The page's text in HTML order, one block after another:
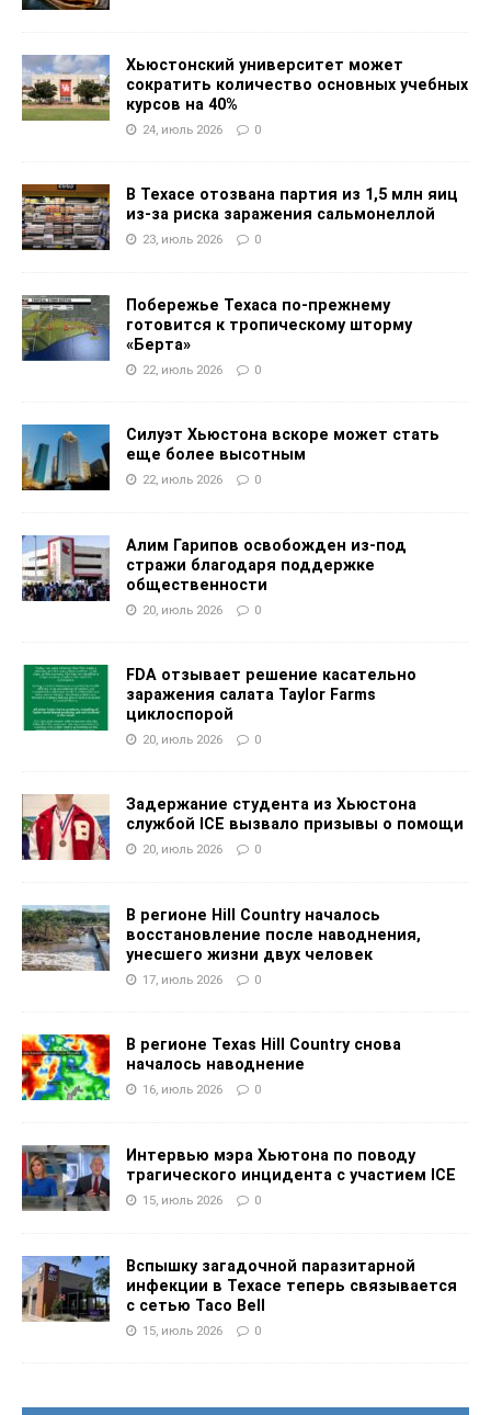
Хьюстонский университет может
сократить количество основных учебных
курсов на 40%
24, июль 2026 0
В Техасе отозвана партия из 1,5 млн яиц
из-за риска заражения сальмонеллой
23, июль 2026 0
Побережье Техаса по-прежнему
готовится к тропическому шторму
«Берта»
22, июль 2026 0
Силуэт Хьюстона вскоре может стать
еще более высотным
22, июль 2026 0
Алим Гарипов освобожден из-под
стражи благодаря поддержке
общественности
20, июль 2026 0
FDA отзывает решение касательно
заражения салата Taylor Farms
циклоспорой
20, июль 2026 0
Задержание студента из Хьюстона
службой ICE вызвало призывы о помощи
20, июль 2026 0
В регионе Hill Country началось
восстановление после наводнения,
унесшего жизни двух человек
17, июль 2026 0
В регионе Texas Hill Country снова
началось наводнение
16, июль 2026 0
Интервью мэра Хьютона по поводу
трагического инцидента с участием ICE
15, июль 2026 0
Вспышку загадочной паразитарной
инфекции в Техасе теперь связывается
с сетью Taco Bell
15, июль 2026 0